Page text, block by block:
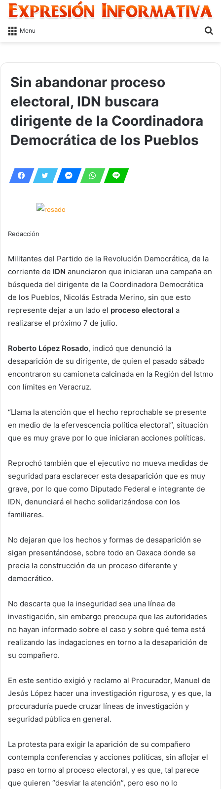
Menu
Sin abandonar proceso
electoral, IDN buscara
dirigente de la Coordinadora
Democrática de los Pueblos
Redacción
Militantes del Partido de la Revolución Democrática, de la
corriente de IDN anunciaron que iniciaran una campaña en
búsqueda del dirigente de la Coordinadora Democrática
de los Pueblos, Nicolás Estrada Merino, sin que esto
represente dejar a un lado el proceso electoral a
realizarse el próximo 7 de julio.
Roberto López Rosado, indicó que denunció la
desaparición de su dirigente, de quien el pasado sábado
encontraron su camioneta calcinada en la Región del Istmo
con límites en Veracruz.
“Llama la atención que el hecho reprochable se presente
en medio de la efervescencia política electoral”, situación
que es muy grave por lo que iniciaran acciones políticas.
Reprochó también que el ejecutivo no mueva medidas de
seguridad para esclarecer esta desaparición que es muy
grave, por lo que como Diputado Federal e integrante de
IDN, denunciará el hecho solidarizándose con los
familiares.
No dejaran que los hechos y formas de desaparición se
sigan presentándose, sobre todo en Oaxaca donde se
precia la construcción de un proceso diferente y
democrático.
No descarta que la inseguridad sea una línea de
investigación, sin embargo preocupa que las autoridades
no hayan informado sobre el caso y sobre qué tema está
realizando las indagaciones en torno a la desaparición de
su compañero.
En este sentido exigió y reclamo al Procurador, Manuel de
Jesús López hacer una investigación rigurosa, y es que, la
procuraduría puede cruzar líneas de investigación y
seguridad pública en general.
La protesta para exigir la aparición de su compañero
contempla conferencias y acciones políticas, sin aflojar el
paso en torno al proceso electoral, y es que, tal parece
que quieren “desviar la atención”, pero eso no lo